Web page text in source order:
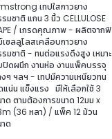
เทปใสกาวยาง
มชาติ แกน 3 นิ้ว CELLULOSE
/ เกรดคุณภาพ - ผลิตจากฟิ
ซลลูโลสเคลือบกาวยาง
มชาติ - ทนต่อแรงดึงสูง เหมาะ
ปิดผนึก งานห่อ งานแพ็คบรรจุ
ๆ ฯลฯ - เทปมีความเหนียวทน
แน่น แข็งแรง มีให้เลือกใช้ 3
ด ตามต้องการขนาด 12มม x
(36 หลา) / แพ็ค 12 ม้วน
ด